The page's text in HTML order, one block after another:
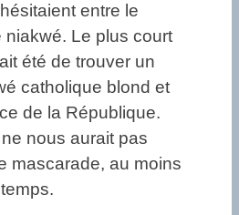
entre le
niakwé. Le plus court
été de trouver un
catholique blond et
de la République.
nous aurait pas
mascarade, au moins